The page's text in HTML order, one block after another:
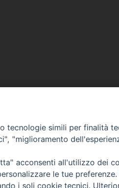
tecnologie simili per finalità
"miglioramento
acconsenti all'utilizzo dei
le tue
i soli cookie tecnici.